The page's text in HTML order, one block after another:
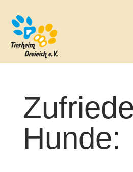
Hunde: